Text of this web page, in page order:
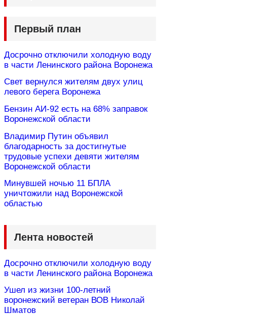
Первый план
Досрочно отключили холодную воду
в части Ленинского района Воронежа
Свет вернулся жителям двух улиц
левого берега Воронежа
Бензин АИ-92 есть на 68% заправок
Воронежской области
Владимир Путин объявил
благодарность за достигнутые
трудовые успехи девяти жителям
Воронежской области
Минувшей ночью 11 БПЛА
уничтожили над Воронежской
областью
Лента новостей
Досрочно отключили холодную воду
в части Ленинского района Воронежа
Ушел из жизни 100-летний
воронежский ветеран ВОВ Николай
Шматов